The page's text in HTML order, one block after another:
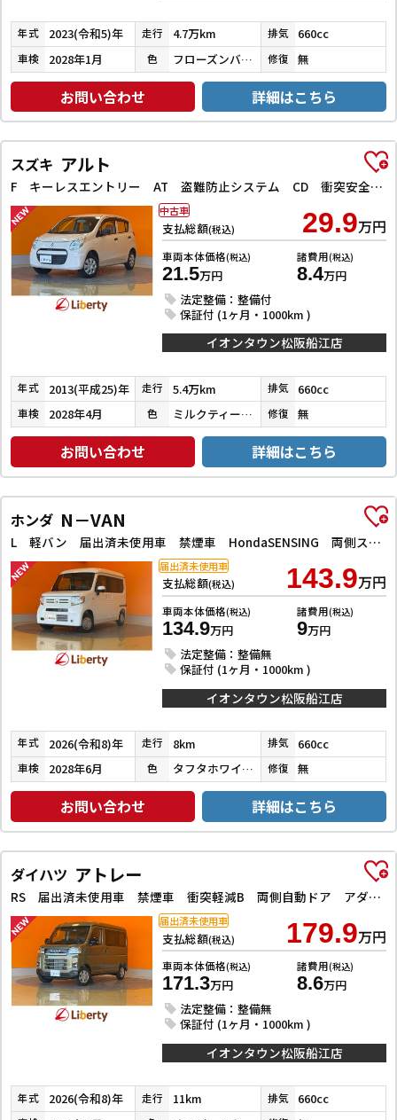
年式 2023(令和5)年 走行 4.7万km 排気 660cc
車検 2028年1月 色 フローズンバニラパールメタリック 修復 無
お問い合わせ 詳細はこちら
スズキ アルト
F キーレスエントリー AT 盗難防止システム CD 衝突安全ボディ エアコン パワーステアリング パワーウィンドウ
支払総額(税込) 29.9万円
車両本体価格(税込)
21.5万円
諸費用(税込)
8.4万円
法定整備：整備付
保証付 (1ヶ月・1000km )
中古車
イオンタウン松阪船江店
年式 2013(平成25)年 走行 5.4万km 排気 660cc
車検 2028年4月 色 ミルクティーベージュメタリック 修復 無
お問い合わせ 詳細はこちら
ホンダ N－VAN
L 軽バン 届出済未使用車 禁煙車 HondaSENSING 両側スライドドア アダプティブクルーズコントロール 障害物センサー オートエアコン ステアリングスイッチンドウ
支払総額(税込) 143.9万円
車両本体価格(税込)
134.9万円
諸費用(税込)
9万円
法定整備：整備無
保証付 (1ヶ月・1000km )
届出済未使用車
イオンタウン松阪船江店
年式 2026(令和8)年 走行 8km 排気 660cc
車検 2028年6月 色 タフタホワイトⅢ 修復 無
お問い合わせ 詳細はこちら
ダイハツ アトレー
RS 届出済未使用車 禁煙車 衝突軽減B 両側自動ドア アダプティブクルーズコントロール LEDヘッドライト フォグライト スマートキー プッシュスタート 障害物センサー オートエアコン
支払総額(税込) 179.9万円
車両本体価格(税込)
171.3万円
諸費用(税込)
8.6万円
法定整備：整備無
保証付 (1ヶ月・1000km )
届出済未使用車
イオンタウン松阪船江店
年式 2026(令和8)年 走行 11km 排気 660cc